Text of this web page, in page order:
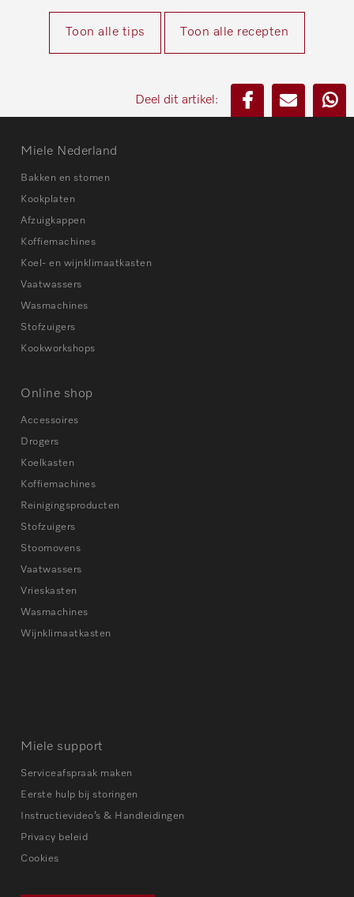
Toon alle tips Toon alle recepten
Deel dit artikel:
Miele Nederland
Bakken en stomen
Kookplaten
Afzuigkappen
Koffiemachines
Koel- en wijnklimaatkasten
Vaatwassers
Wasmachines
Stofzuigers
Kookworkshops
Online shop
Accessoires
Drogers
Koelkasten
Koffiemachines
Reinigingsproducten
Stofzuigers
Stoomovens
Vaatwassers
Vrieskasten
Wasmachines
Wijnklimaatkasten
Miele support
Serviceafspraak maken
Eerste hulp bij storingen
Instructievideo’s & Handleidingen
Privacy beleid
Cookies